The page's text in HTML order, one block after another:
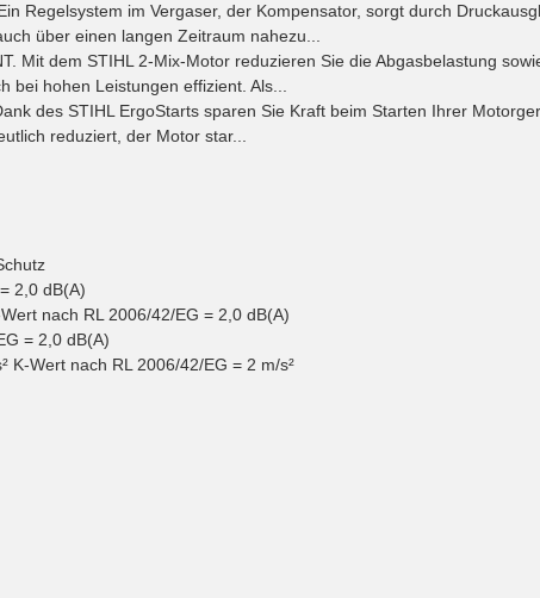
Regelsystem im Vergaser, der Kompensator, sorgt durch
über einen langen Zeitraum nahezu...
Mit dem STIHL 2-Mix-Motor reduzieren Sie die Abgasbelastung
bei hohen Leistungen effizient. Als...
des STIHL ErgoStarts sparen Sie Kraft beim Starten Ihrer
reduziert, der Motor star...
2,0 dB(A)
nach RL 2006/42/EG = 2,0 dB(A)
= 2,0 dB(A)
K-Wert nach RL 2006/42/EG = 2 m/s²